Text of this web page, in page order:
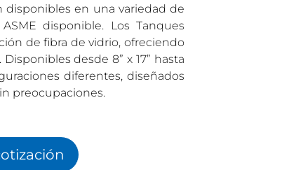
disponibles en una variedad de
disponible. Los Tanques
de fibra de vidrio, ofreciendo
desde 8” x 17” hasta
diferentes, diseñados
preocupaciones.